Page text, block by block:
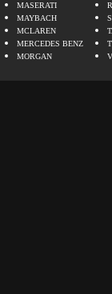
MASERATI
MAYBACH
MCLAREN
MERCEDES BENZ
MORGAN